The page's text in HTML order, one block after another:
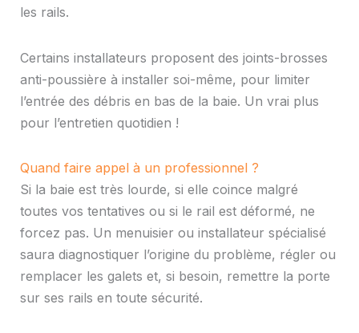
les rails.
Certains installateurs proposent des joints-brosses
anti-poussière à installer soi-même, pour limiter
l’entrée des débris en bas de la baie. Un vrai plus
pour l’entretien quotidien !
Quand faire appel à un professionnel ?
Si la baie est très lourde, si elle coince malgré
toutes vos tentatives ou si le rail est déformé, ne
forcez pas. Un menuisier ou installateur spécialisé
saura diagnostiquer l’origine du problème, régler ou
remplacer les galets et, si besoin, remettre la porte
sur ses rails en toute sécurité.